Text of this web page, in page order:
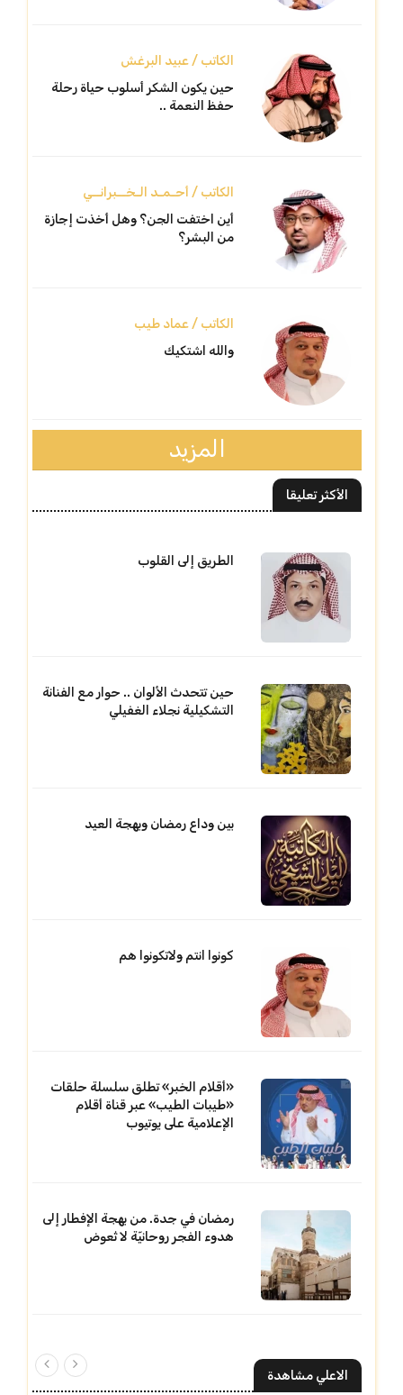
الكاتب / عبيد البرغش
حين يكون الشكر أسلوب حياة رحلة
حفظ النعمة ..
الكاتب / أحـمـد الـخــبرانــي
أين اختفت الجن؟ وهل أخذت إجازة
من البشر؟
الكاتب / عماد طيب
والله اشتكيك
المزيد
الأكثر تعليقا
الطريق إلى القلوب
حين تتحدث الألوان .. حوار مع الفنانة
التشكيلية نجلاء الغفيلي
بين وداع رمضان وبهجة العيد
كونوا انتم ولاتكونوا هم
«أقلام الخبر» تطلق سلسلة حلقات
«طيبات الطيب» عبر قناة أقلام
الإعلامية على يوتيوب
رمضان في جدة. من بهجة الإفطار إلى
هدوء الفجر روحانيّة لا تُعوض
الاعلي مشاهدة